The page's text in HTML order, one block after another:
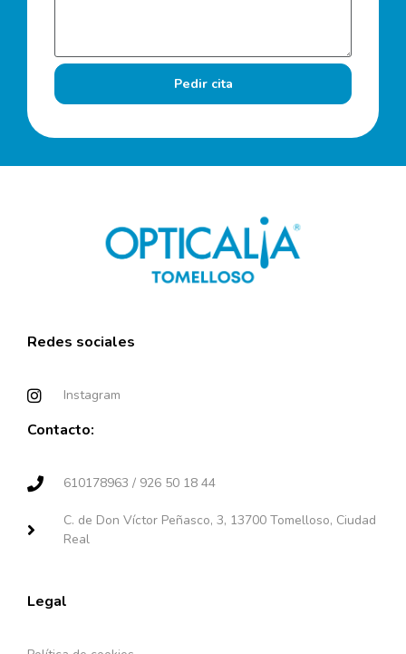
Pedir cita
Redes sociales
Instagram
Contacto:
610178963 / 926 50 18 44
C. de Don Víctor Peñasco, 3, 13700 Tomelloso, Ciudad
Real
Legal